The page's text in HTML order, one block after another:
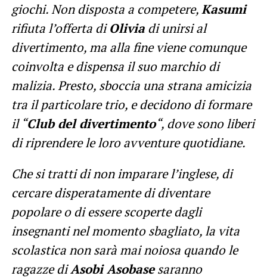
giochi. Non disposta a competere,Kasumi
rifiuta l’offerta diOliviadi unirsi al
divertimento, ma alla fine viene comunque
coinvolta e dispensa il suo marchio di
malizia. Presto, sboccia una strana amicizia
tra il particolare trio, e decidono di formare
il “Club del divertimento“, dove sono liberi
di riprendere le loro avventure quotidiane.
Che si tratti di non imparare l’inglese, di
cercare disperatamente di diventare
popolare o di essere scoperte dagli
insegnanti nel momento sbagliato, la vita
scolastica non sarà mai noiosa quando le
ragazze diAsobi Asobasesaranno